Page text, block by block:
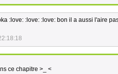
:love: :love: :love: bon il a aussi l'aire
ce chapitre >_ <